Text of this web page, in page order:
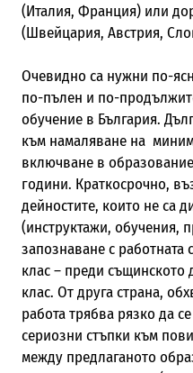
(Италия, Франция) или
(Швейцария, Австрия,
Очевидно са нужни по-
по-пълен и по-
обучение в България.
към намаляване на
включване в
години. Краткосрочно,
дейностите, които не са
(инструктажи, обучения,
запознаване с работната
клас – преди същинското
клас. От друга страна,
работа трябва рязко да
сериозни стъпки към
между предлаганото